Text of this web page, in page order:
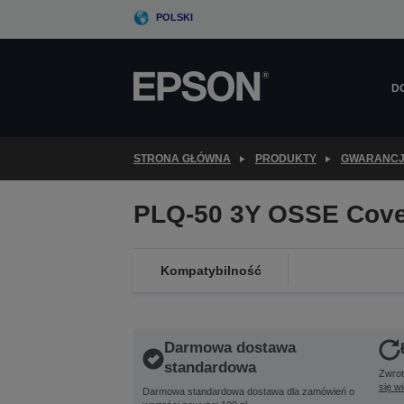
POLSKI
STRONA GŁÓWNA PRODUKTY
PLQ-50 3Y OSSE
Kompatybilność
Darmowa dostawa
standardowa
Darmowa standardowa dostawa dla zamówień o
się